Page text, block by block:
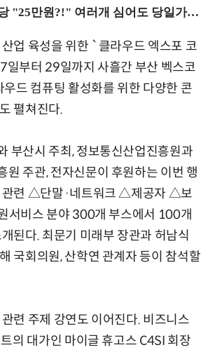
업 육성을 위한 `클라우드 엑스포 코
부터 29일까지 사흘간 부산 벡스코
우드 컴퓨팅 활성화를 위한 다양한 콘
펼쳐진다.
부산시 주최, 정보통신산업진흥원과
원 주관, 전자신문이 후원하는 이번 행
관련 △단말·네트워크 △제공자 △보
서비스 분야 300개 부스에서 100개
된다. 최문기 미래부 장관과 허남식
국회의원, 산학연 관계자 등이 참석할
련 주제 강연도 이어진다. 비즈니스
의 대가인 마이글 휴고스 C4SI 회장